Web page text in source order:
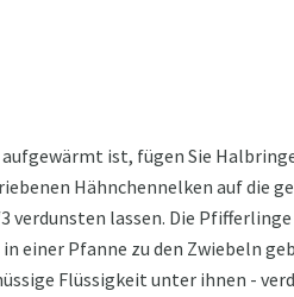
ist, fügen Sie
Hähnchennelken auf die
verdunsten lassen. Die
einer Pfanne zu den Zwiebeln
Flüssigkeit unter ihnen -